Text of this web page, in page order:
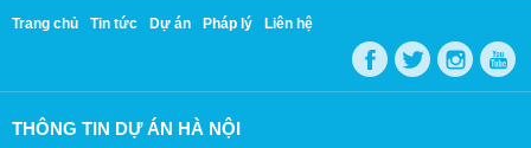
Trang chủ Tin tức Dự án Pháp lý Liên hệ
THÔNG TIN DỰ ÁN HÀ NỘI